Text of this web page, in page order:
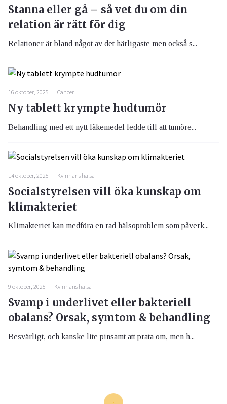
Stanna eller gå – så vet du om din
relation är rätt för dig
Relationer är bland något av det härligaste men också s...
16 oktober, 2025 Cancer
Ny tablett krympte hudtumör
Behandling med ett nytt läkemedel ledde till att tumöre...
14 oktober, 2025 Kvinnans hälsa
Socialstyrelsen vill öka kunskap om
klimakteriet
Klimakteriet kan medföra en rad hälsoproblem som påverk...
9 oktober, 2025 Kvinnans hälsa
Svamp i underlivet eller bakteriell
obalans? Orsak, symtom & behandling
Besvärligt, och kanske lite pinsamt att prata om, men h...